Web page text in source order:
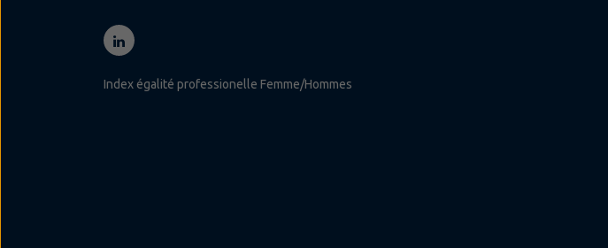
Index égalité professionelle Femme/Hommes